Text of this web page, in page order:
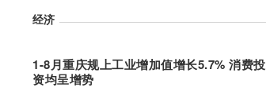
经济
1-8月重庆规上工业增加值增长5.7% 消费投
资均呈增势